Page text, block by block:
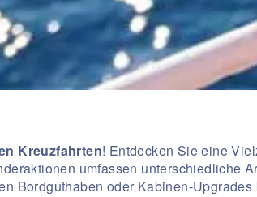
Kreuzfahrten! Entdecken Sie eine
umfassen unterschiedliche
Bordguthaben oder Kabinen-